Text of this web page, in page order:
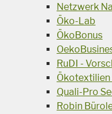
Netzwerk
Öko-Lab
ÖkoBonus
RuDI -
Ökotextilien
Quali-Pro
Robin